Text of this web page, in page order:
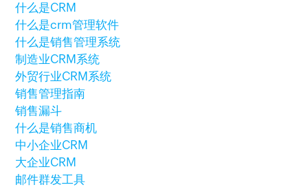
什么是CRM
什么是crm管理软件
什么是销售管理系统
制造业CRM系统
外贸行业CRM系统
销售管理指南
销售漏斗
什么是销售商机
中小企业CRM
大企业CRM
邮件群发工具